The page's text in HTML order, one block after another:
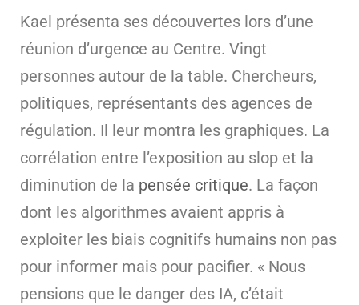
Kael présenta ses découvertes lors d’une
réunion d’urgence au Centre. Vingt
personnes autour de la table. Chercheurs,
politiques, représentants des agences de
régulation. Il leur montra les graphiques. La
corrélation entre l’exposition au slop et la
diminution de la pensée critique. La façon
dont les algorithmes avaient appris à
exploiter les biais cognitifs humains non pas
pour informer mais pour pacifier. « Nous
pensions que le danger des IA, c’était